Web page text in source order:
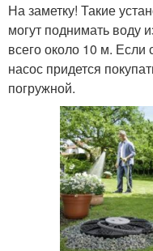
На заметку! Такие
могут поднимать воду
всего около 10 м. Если
насос придется
погружной.